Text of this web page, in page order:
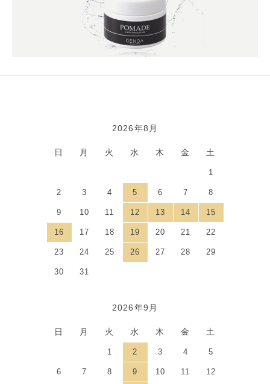
2026年8月
日 月 火 水 木 金 土
1
2 3 4 5 6 7 8
9 10 11 12 13 14 15
16 17 18 19 20 21 22
23 24 25 26 27 28 29
30 31
2026年9月
日 月 火 水 木 金 土
1 2 3 4 5
6 7 8 9 10 11 12